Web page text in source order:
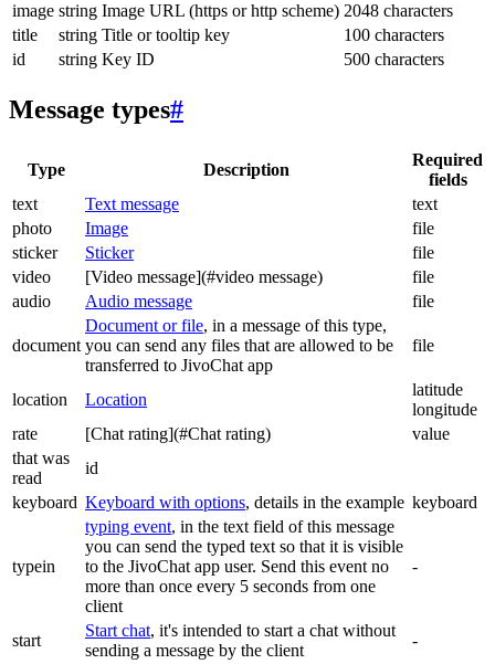
image string Image URL (https or http scheme) 2048 characters
title
string Title or tooltip key
100 characters
id
string Key ID 500 characters
Message types#
Type Description
Required
fields
text
Text message
text
photo
Image
file
sticker
Sticker
file
video
[Video message](#video message)
file
audio
Audio message file
document
Document or file, in a message of this type,
you can send any files that are allowed to be
transferred to JivoChat app
file
location Location
latitude
longitude
rate
[Chat rating](#Chat rating)
value
that was
read
id
keyboard Keyboard with options, details in the example keyboard
typein
typing event, in the text field of this message
you can send the typed text so that it is visible
to the JivoChat app user. Send this event no
more than once every 5 seconds from one
client
-
start
Start chat, it's intended to start a chat without
sending a message by the client
-